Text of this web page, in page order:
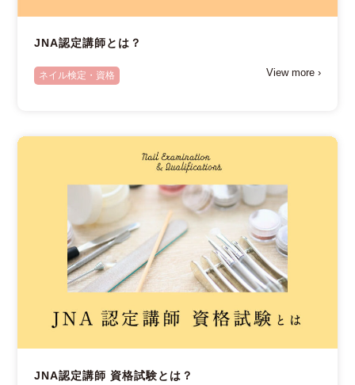
JNA認定講師とは？
ネイル検定・資格 View more ›
JNA認定講師 資格試験とは？